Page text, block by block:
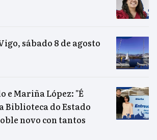
sábado 8 de agosto
e Mariña López: "É
Biblioteca do Estado
novo con tantos